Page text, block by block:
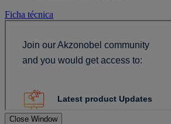
Ficha técnica
Close Window